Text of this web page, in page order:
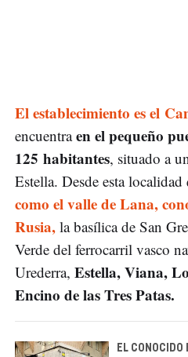
El establecimiento es el
encuentraen el pequeño
125 habitantes, situado a
Estella. Desde esta localidad
como el valle de Lana,
Rusia, la basílica de San
Verde del ferrocarril vasco
Urederra, Estella, Viana,
Encino de las Tres Patas.
EL